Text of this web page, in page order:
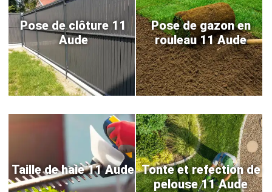
Pose de clôture 11
Aude
Pose de gazon en
rouleau 11 Aude
Taille de haie 11 Aude Tonte et refection de
pelouse 11 Aude